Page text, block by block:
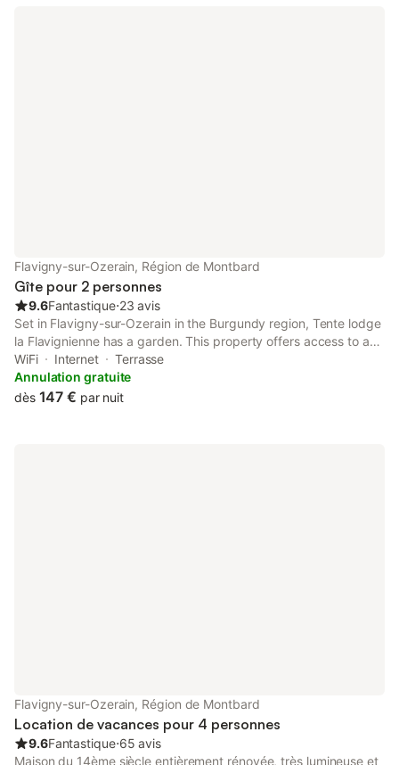
Flavigny-sur-Ozerain, Région de Montbard
Gîte pour 2 personnes
9.6Fantastique⋅23 avis
Set in Flavigny-sur-Ozerain in the Burgundy region, Tente lodge
la Flavignienne has a garden. This property offers access to a
terrace, free private parking and free WiFi. Outdoor seating is
also available at the luxury tent.
WiFi Internet
Terrasse
Annulation gratuite
dès 147 € par nuit
Flavigny-sur-Ozerain, Région de Montbard
Location de vacances pour 4 personnes
9.6Fantastique⋅65 avis
Maison du 14ème siècle entièrement rénovée, très lumineuse et